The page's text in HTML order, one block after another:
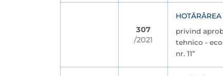
307
/2021
HOTĂRÂREA
privind
tehnico -
nr. 11”